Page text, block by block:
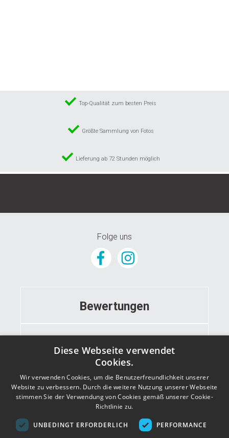
Top-Qualität zum besten Preis
Größte Sammlung von Fotos
Lieferung ab 72 Stunden möglich
Folge uns
Bewertungen
Informationen
Kontakt
Diese Webseite verwendet
Cookies.
Wir verwenden Cookies, um die Benutzerfreundlichkeit unserer
Website zu verbessern. Durch die weitere Nutzung unserer Webseite
stimmen Sie der Verwendung von Cookies gemäß unserer Cookie-
Richtlinie zu.
UNBEDINGT ERFORDERLICH PERFORMANCE